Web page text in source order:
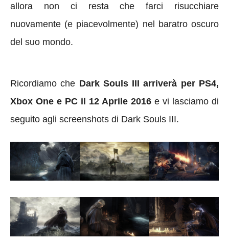
allora non ci resta che farci risucchiare
nuovamente (e piacevolmente) nel baratro oscuro
del suo mondo.
Ricordiamo che Dark Souls III arriverà per PS4,
Xbox One e PC il 12 Aprile 2016 e vi lasciamo di
seguito agli screenshots di Dark Souls III.